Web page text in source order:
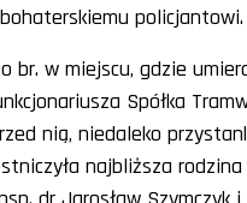
br. w miejscu, gdzie
Spółka
nią, niedaleko
najbliższa